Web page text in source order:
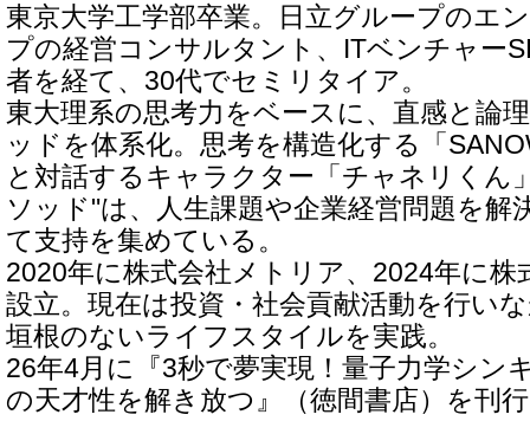
東京大学工学部卒業。日立グループのエ
プの経営コンサルタント、ITベンチャー
者を経て、30代でセミリタイア。
東大理系の思考力をベースに、直感と論
ッドを体系化。思考を構造化する「
と対話するキャラクター「チャネリくん
ソッド"は、人生課題や企業経営問題を解
て支持を集めている。
2020年に株式会社メトリア、2024年に株
設立。現在は投資・社会貢献活動を行い
垣根のないライフスタイルを実践。
26年4月に『3秒で夢実現！量子力学シン
の天才性を解き放つ』（徳間書店）を刊